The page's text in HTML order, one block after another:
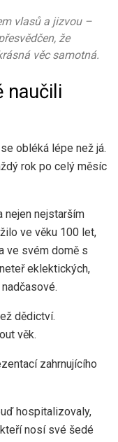
vlasů a jizvou –
že
věc samotná.
naučili
obléká lépe než já.
rok po celý měsíc
nejen nejstarším
ve věku 100 let,
ve svém domě s
eklektických,
dědictví.
věk.
zahrnujícího
hospitalizovaly,
nosí své šedé